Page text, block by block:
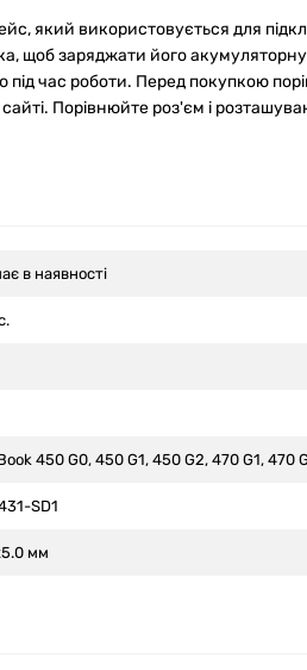
який використовується для
щоб заряджати його
час роботи. Перед покупкою
Порівнюйте роз'єм і
в наявності
450 G0, 450 G1, 450 G2, 470 G1, 470
SD1
мм